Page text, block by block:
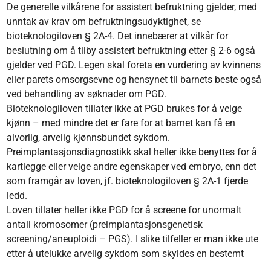
De generelle vilkårene for assistert befruktning gjelder, med
unntak av krav om befruktningsudyktighet, se
bioteknologiloven § 2A-4. Det innebærer at vilkår for
beslutning om å tilby assistert befruktning etter § 2-6 også
gjelder ved PGD. Legen skal foreta en vurdering av kvinnens
eller parets omsorgsevne og hensynet til barnets beste også
ved behandling av søknader om PGD.
Bioteknologiloven tillater ikke at PGD brukes for å velge
kjønn – med mindre det er fare for at barnet kan få en
alvorlig, arvelig kjønnsbundet sykdom.
Preimplantasjonsdiagnostikk skal heller ikke benyttes for å
kartlegge eller velge andre egenskaper ved embryo, enn det
som framgår av loven, jf. bioteknologiloven § 2A-1 fjerde
ledd.
Loven tillater heller ikke PGD for å screene for unormalt
antall kromosomer (preimplantasjonsgenetisk
screening/aneuploidi – PGS). I slike tilfeller er man ikke ute
etter å utelukke arvelig sykdom som skyldes en bestemt